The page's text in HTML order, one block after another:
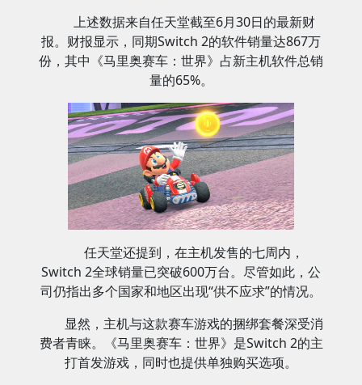
上述数据来自任天堂截至6月30日的最新财
报。财报显示，同期Switch 2的软件销量达867万
份，其中《马里奥赛车：世界》占新主机软件总销
量的65%。
任天堂还提到，在主机发售的七周内，
Switch 2全球销量已突破600万台。尽管如此，公
司仍指出多个国家和地区出现“供不应求”的情况。
显然，主机与这款赛车游戏的捆绑套餐深受消
费者青睐。《马里奥赛车：世界》是Switch 2的主
打首发游戏，同时也提供单独购买选项。